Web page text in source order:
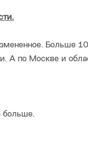
Больше
А по Москве и
больше.